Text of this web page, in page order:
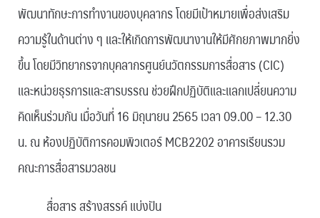
พัฒนาทักษะการทำงานของบุคลากร โดยมีเป้าหมายเพื่อส่งเสริม
ความรู้ในด้านต่าง ๆ และให้เกิดการพัฒนางานให้มีศักยภาพมากยิ่ง
ขึ้น โดยมีวิทยากรจากบุคลากรศูนย์นวัตกรรมการสื่อสาร (CIC)
และหน่วยธุรการและสารบรรณ ช่วยฝึกปฏิบัติและแลกเปลี่ยนความ
คิดเห็นร่วมกัน เมื่อวันที่ 16 มิถุนายน 2565 เวลา 09.00 – 12.30
น. ณ ห้องปฏิบัติการคอมพิวเตอร์ MCB2202 อาคารเรียนรวม
คณะการสื่อสารมวลชน
สื่อสาร สร้างสรรค์ แบ่งปัน